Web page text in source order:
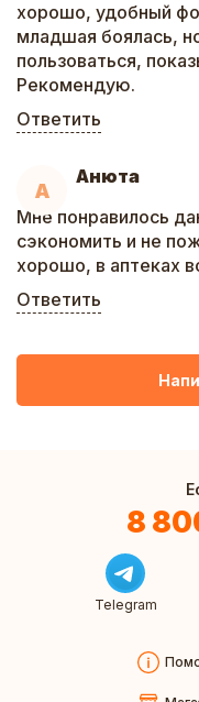
хорошо, удобный
младшая боялась,
пользоваться,
Рекомендую.
Ответить
А
Анюта
Мне понравилось
сэкономить и не
хорошо, в аптеках
Ответить
8
Telegram